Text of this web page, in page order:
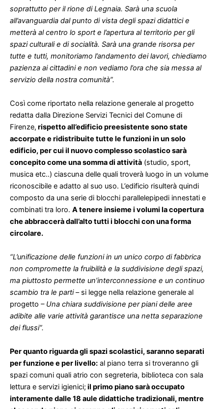
soprattutto per il rione di Legnaia. Sarà una scuola
all’avanguardia dal punto di vista degli spazi didattici e
metterà al centro lo sport e l’apertura al territorio per gli
spazi culturali e di socialità. Sarà una grande risorsa per
tutte e tutti, monitoriamo l’andamento dei lavori, chiediamo
pazienza ai cittadini e non vediamo l’ora che sia messa al
servizio della nostra comunità”.
Così come riportato nella relazione generale al progetto
redatta dalla Direzione Servizi Tecnici del Comune di
Firenze, rispetto all’edificio preesistente sono state
accorpate e ridistribuite tutte le funzioni in un solo
edificio, per cui il nuovo complesso scolastico sarà
concepito come una somma di attività (studio, sport,
musica etc..) ciascuna delle quali troverà luogo in un volume
riconoscibile e adatto al suo uso. L’edificio risulterà quindi
composto da una serie di blocchi parallelepipedi innestati e
combinati tra loro. A tenere insieme i volumi la copertura
che abbraccerà dall’alto tutti i blocchi con una forma
circolare.
“L’unificazione delle funzioni in un unico corpo di fabbrica
non compromette la fruibilità e la suddivisione degli spazi,
ma piuttosto permette un’interconnessione e un continuo
scambio tra le parti– si legge nella relazione generale al
progetto – Una chiara suddivisione per piani delle aree
adibite alle varie attività garantisce una netta separazione
dei flussi”.
Per quanto riguarda gli spazi scolastici, saranno separati
per funzione e per livello: al piano terra si troveranno gli
spazi comuni quali atrio con segreteria, biblioteca con sala
lettura e servizi igienici; il primo piano sarà occupato
interamente dalle 18 aule didattiche tradizionali, mentre